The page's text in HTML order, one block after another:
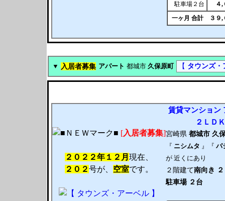
駐車場２台
４,
一ヶ月 合計
３９
▼ 入居者募集 アパート 都城市 久保原町 【 タウンズ・
[入居者募集]
２０２２年１２月現在、
２０２号が、 空室です。
賃貸マンション
２ＬＤ
宮崎県都城市 久
『 ニシムタ 』『パ
が 近くにあり
２階建て南向き
駐車場 ２台